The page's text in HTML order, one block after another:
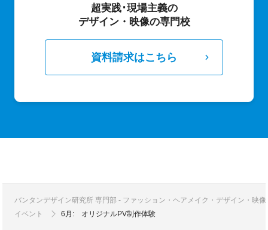
超実践･現場主義の
デザイン・映像の専門校
資料請求はこちら
バンタンデザイン研究所 専門部 - ファッション・ヘアメイク・デザイン・映
イベント
6月: オリジナルPV制作体験